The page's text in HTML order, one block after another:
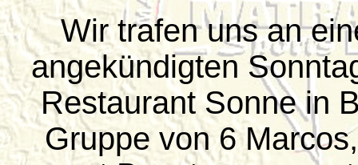
Wir trafen uns an
angekündigten
Restaurant Sonne in
Gruppe von 6